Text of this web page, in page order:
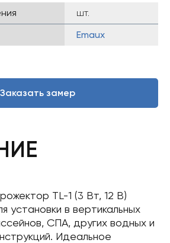
шт.
Emaux
Заказать замер
TL-1 (3 Вт, 12 В)
установки в вертикальных
СПА, других водных и
Идеальное